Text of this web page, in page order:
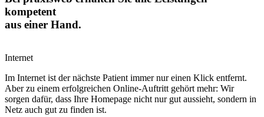
kompetent
aus einer Hand.
Internet
Im Internet ist der nächste Patient immer nur einen Klick entfernt.
Aber zu einem erfolgreichen Online-Auftritt gehört mehr: Wir
sorgen dafür, dass Ihre Homepage nicht nur gut aussieht, sondern in
Netz auch gut zu finden ist.